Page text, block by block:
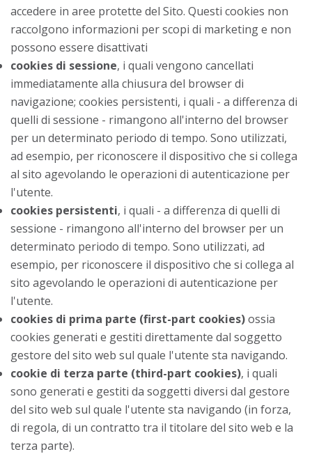
accedere in aree protette del Sito. Questi cookies non
raccolgono informazioni per scopi di marketing e non
possono essere disattivati
cookies di sessione, i quali vengono cancellati
immediatamente alla chiusura del browser di
navigazione; cookies persistenti, i quali - a differenza di
quelli di sessione - rimangono all'interno del browser
per un determinato periodo di tempo. Sono utilizzati,
ad esempio, per riconoscere il dispositivo che si collega
al sito agevolando le operazioni di autenticazione per
l'utente.
cookies persistenti, i quali - a differenza di quelli di
sessione - rimangono all'interno del browser per un
determinato periodo di tempo. Sono utilizzati, ad
esempio, per riconoscere il dispositivo che si collega al
sito agevolando le operazioni di autenticazione per
l'utente.
cookies di prima parte (first-part cookies)ossia
cookies generati e gestiti direttamente dal soggetto
gestore del sito web sul quale l'utente sta navigando.
cookie di terza parte (third-part cookies), i quali
sono generati e gestiti da soggetti diversi dal gestore
del sito web sul quale l'utente sta navigando (in forza,
di regola, di un contratto tra il titolare del sito web e la
terza parte).